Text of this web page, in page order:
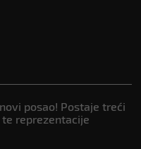
posao! Postaje treći
reprezentacije